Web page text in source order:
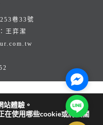
巷33號
王弈潔
體驗。
在使用哪些cookie或將其關
Line@